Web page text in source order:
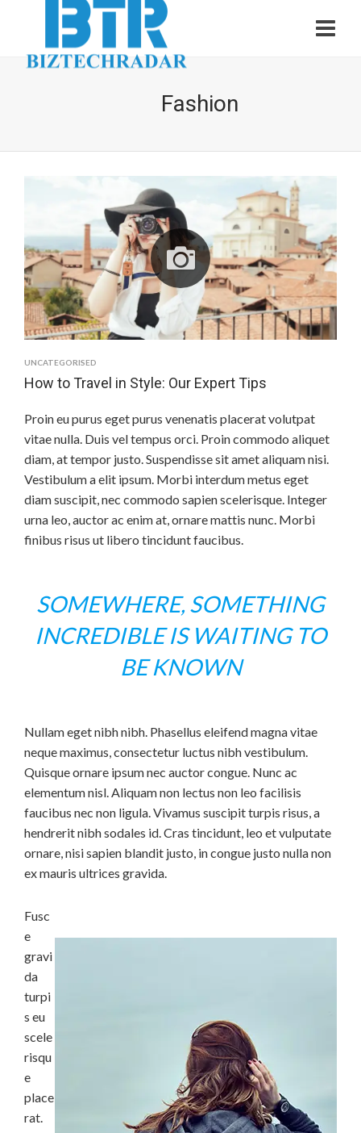
Fashion
UNCATEGORISED
How to Travel in Style: Our Expert Tips
Proin eu purus eget purus venenatis placerat volutpat
vitae nulla. Duis vel tempus orci. Proin commodo aliquet
diam, at tempor justo. Suspendisse sit amet aliquam nisi.
Vestibulum a elit ipsum. Morbi interdum metus eget
diam suscipit, nec commodo sapien scelerisque. Integer
urna leo, auctor ac enim at, ornare mattis nunc. Morbi
finibus risus ut libero tincidunt faucibus.
SOMEWHERE, SOMETHING
INCREDIBLE IS WAITING TO
BE KNOWN
Nullam eget nibh nibh. Phasellus eleifend magna vitae
neque maximus, consectetur luctus nibh vestibulum.
Quisque ornare ipsum nec auctor congue. Nunc ac
elementum nisl. Aliquam non lectus non leo facilisis
faucibus nec non ligula. Vivamus suscipit turpis risus, a
hendrerit nibh sodales id. Cras tincidunt, leo et vulputate
ornare, nisi sapien blandit justo, in congue justo nulla non
ex mauris ultrices gravida.
Fusc
e
gravi
da
turpi
s eu
scele
risqu
e
place
rat.